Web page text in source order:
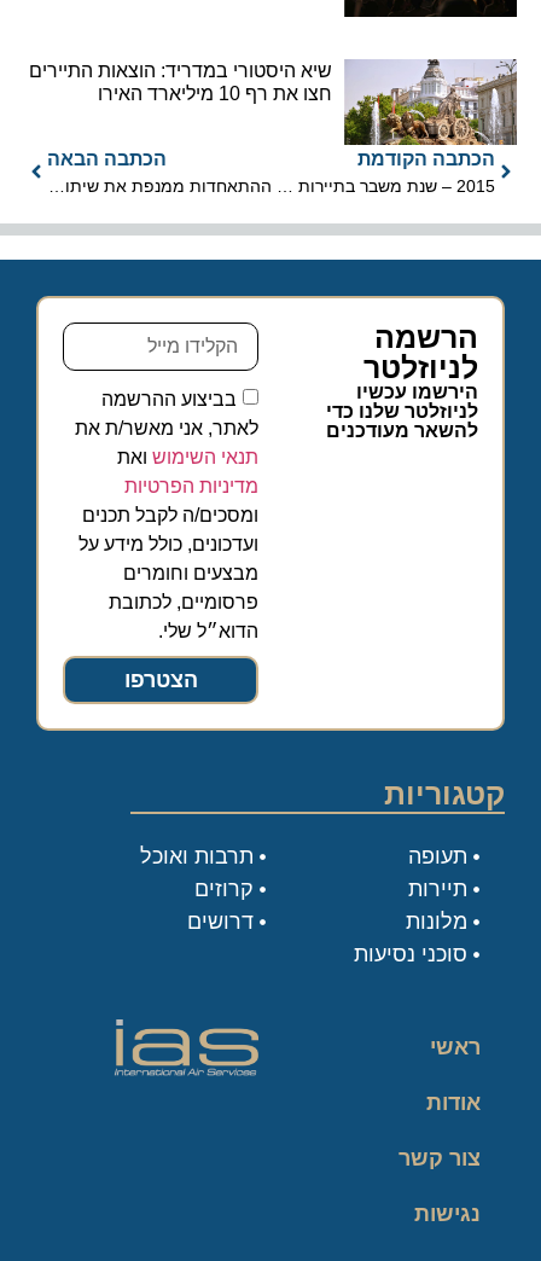
שיא היסטורי במדריד: הוצאות התיירים
חצו את רף 10 מיליארד האירו
הכתבה הקודמת הכתבה הבאה
הרשמה
לניוזלטר
הירשמו עכשיו
לניוזלטר שלנו כדי
להשאר מעודכנים
בביצוע ההרשמה
לאתר, אני מאשר/ת את
תנאי השימוש ואת
מדיניות הפרטיות
ומסכים/ה לקבל תכנים
ועדכונים, כולל מידע על
מבצעים וחומרים
פרסומיים, לכתובת
הדוא״ל שלי.
הצטרפו
קטגוריות
תעופה
תיירות
מלונות
סוכני נסיעות
תרבות ואוכל
קרוזים
דרושים
ראשי
אודות
צור קשר
נגישות